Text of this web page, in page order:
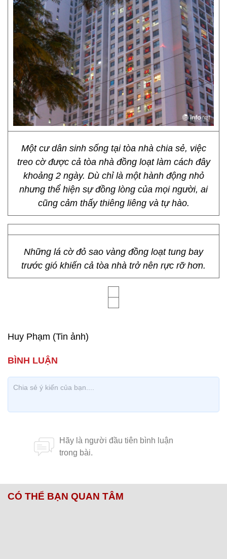
Một cư dân sinh sống tại tòa nhà chia sẻ, việc
treo cờ được cả tòa nhà đồng loạt làm cách đây
khoảng 2 ngày. Dù chỉ là một hành động nhỏ
nhưng thể hiện sự đồng lòng của mọi người, ai
cũng cảm thấy thiêng liêng và tự hào.
Những lá cờ đỏ sao vàng đồng loạt tung bay
trước gió khiến cả tòa nhà trở nên rực rỡ hơn.
Huy Phạm (Tin ảnh)
CÓ THỂ BẠN QUAN TÂM